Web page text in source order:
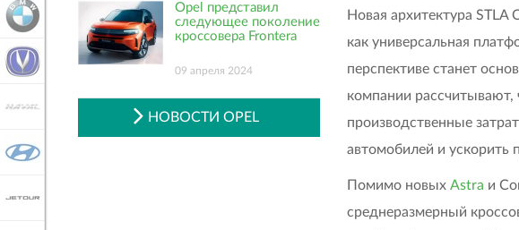
Новая архитектура STLA
как универсальная
перспективе станет
компании рассчитывают,
производственные
автомобилей и ускорить
Помимо новых Astra и
среднеразмерный
Opel представил
следующее поколение
кроссовера Frontera
09 апреля 2024
НОВОСТИ OPEL
CHANGAN